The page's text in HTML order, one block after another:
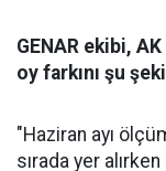
GENAR ekibi,
oy farkını şu
"Haziran ayı
sırada yer